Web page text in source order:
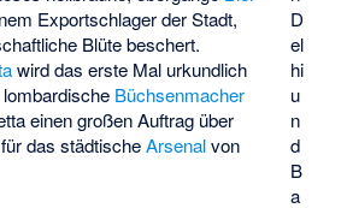
D
el
hi
u
n
d
B
a
Exportschlager der Stadt,
Blüte beschert.
wird das erste Mal urkundlich
Büchsenmacher
einen großen Auftrag über
das städtischeArsenalvon